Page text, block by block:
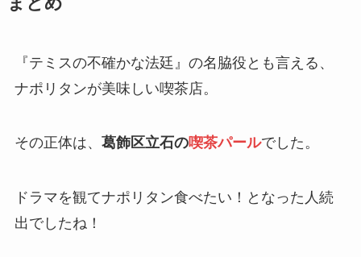
『テミスの不確かな法廷』の名脇役とも言える、
ナポリタンが美味しい喫茶店。
その正体は、 葛飾区立石の喫茶パールでした。
ドラマを観てナポリタン食べたい！となった人続
出でしたね！